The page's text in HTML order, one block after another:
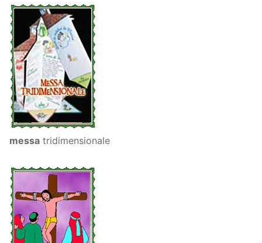
messa tridimensionale